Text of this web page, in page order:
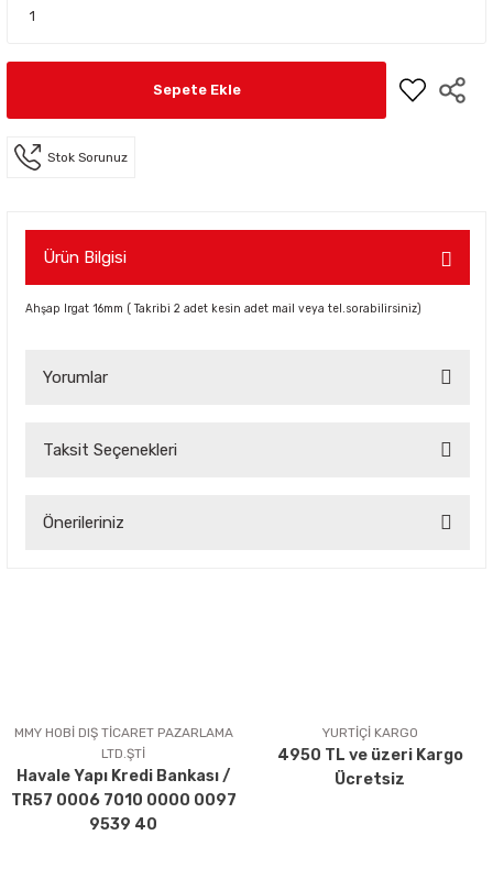
Sepete Ekle
Stok Sorunuz
Ürün Bilgisi
Ahşap Irgat 16mm ( Takribi 2 adet kesin adet mail veya tel.sorabilirsiniz)
Yorumlar
Taksit Seçenekleri
Önerileriniz
Ürün açıklamasında eksik bilgiler bulunuyor.
Ürün bilgilerinde hatalar bulunuyor.
Ürün fiyatı diğer sitelerden daha pahalı.
Bu ürüne benzer farklı alternatifler olmalı.
MMY HOBİ DIŞ TİCARET PAZARLAMA
LTD.ŞTİ
Havale Yapı Kredi Bankası /
TR57 0006 7010 0000 0097
9539 40
YURTİÇİ KARGO
4950 TL ve üzeri Kargo
Ücretsiz